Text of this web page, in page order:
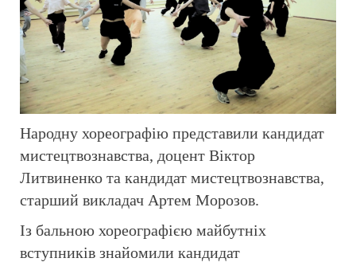
Народну хореографію представили кандидат
мистецтвознавства, доцент Віктор
Литвиненко та кандидат мистецтвознавства,
старший викладач Артем Морозов.
Із бальною хореографією майбутніх
вступників знайомили кандидат